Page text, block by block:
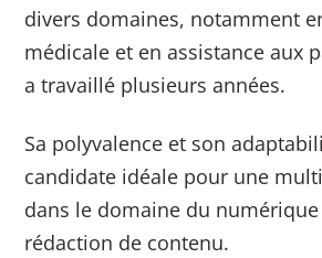
divers domaines, notamment
médicale et en assistance aux
a travaillé plusieurs années.
Sa polyvalence et son
candidate idéale pour une
dans le domaine du
rédaction de contenu.